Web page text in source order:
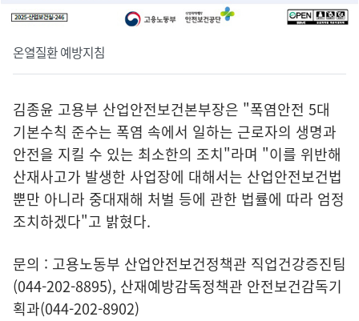
온열질환 예방지침
김종윤 고용부 산업안전보건본부장은 "폭염안전 5대
기본수칙 준수는 폭염 속에서 일하는 근로자의 생명과
안전을 지킬 수 있는 최소한의 조치"라며 "이를 위반해
산재사고가 발생한 사업장에 대해서는 산업안전보건법
뿐만 아니라 중대재해 처벌 등에 관한 법률에 따라 엄정
조치하겠다"고 밝혔다.
문의 : 고용노동부 산업안전보건정책관 직업건강증진팀
(044-202-8895), 산재예방감독정책관 안전보건감독기
획과(044-202-8902)